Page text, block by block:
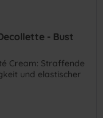
- Bust
Cream: Straffende
und elastischer